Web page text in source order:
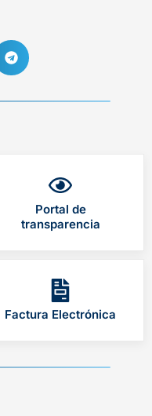
Portal de
transparencia
Factura Electrónica